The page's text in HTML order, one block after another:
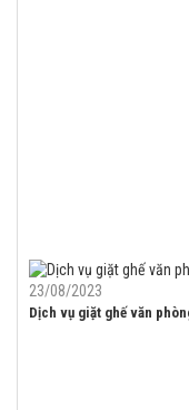
23/08/2023
Dịch vụ giặt ghế văn